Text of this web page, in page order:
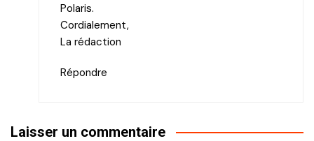
Polaris.
Cordialement,
La rédaction
Répondre
Laisser un commentaire